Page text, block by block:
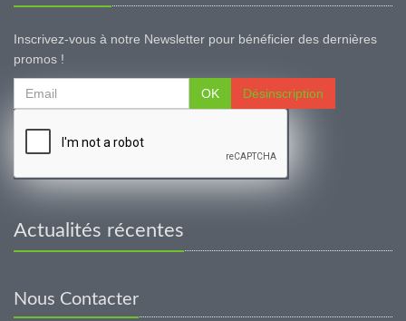
Inscrivez-vous à notre Newsletter pour bénéficier des dernières
promos !
OK Désinscription
Actualités récentes
Nous Contacter